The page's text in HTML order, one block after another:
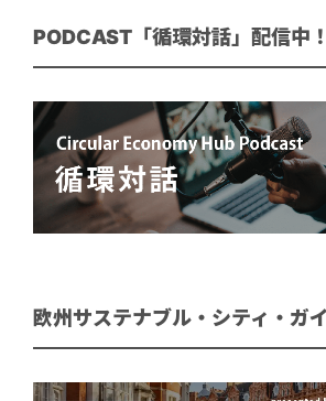
PODCAST「循環対話」配信中！
欧州サステナブル・シティ・ガ